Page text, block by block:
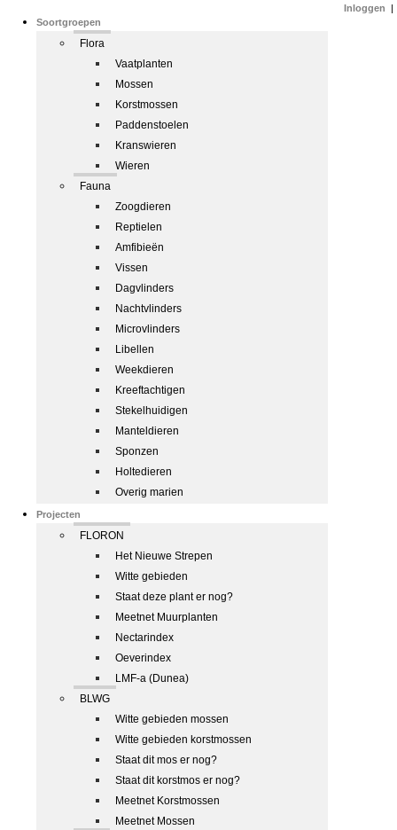
Soortgroepen
Flora
Vaatplanten
Mossen
Korstmossen
Paddenstoelen
Kranswieren
Wieren
Fauna
Zoogdieren
Reptielen
Amfibieën
Vissen
Dagvlinders
Nachtvlinders
Microvlinders
Libellen
Weekdieren
Kreeftachtigen
Stekelhuidigen
Manteldieren
Sponzen
Holtedieren
Overig marien
Projecten
FLORON
Het Nieuwe Strepen
Witte gebieden
Staat deze plant er nog?
Meetnet Muurplanten
Nectarindex
Oeverindex
LMF-a (Dunea)
BLWG
Witte gebieden mossen
Witte gebieden korstmossen
Staat dit mos er nog?
Staat dit korstmos er nog?
Meetnet Korstmossen
Meetnet Mossen
Inloggen |